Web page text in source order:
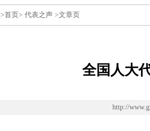
首页 > 代表之声 >文章页
全国人大
http://